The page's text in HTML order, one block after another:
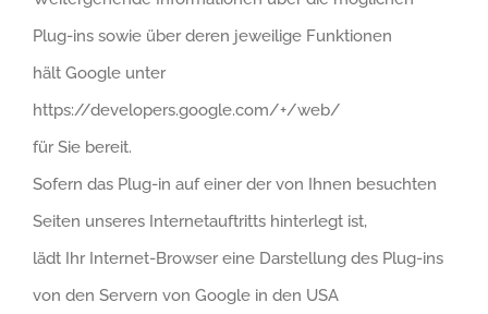
Plug-ins sowie über deren jeweilige Funktionen
hält Google unter
https://developers.google.com/+/web/
für Sie bereit.
Sofern das Plug-in auf einer der von Ihnen besuchten
Seiten unseres Internetauftritts hinterlegt ist,
lädt Ihr Internet-Browser eine Darstellung des Plug-ins
von den Servern von Google in den USA